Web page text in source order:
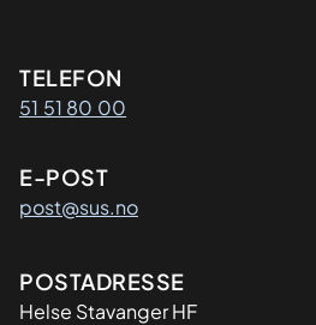
Kontaktinformasjon
TELEFON
51 51 80 00
E-POST
post@sus.no
Adresse
POSTADRESSE
Helse Stavanger HF